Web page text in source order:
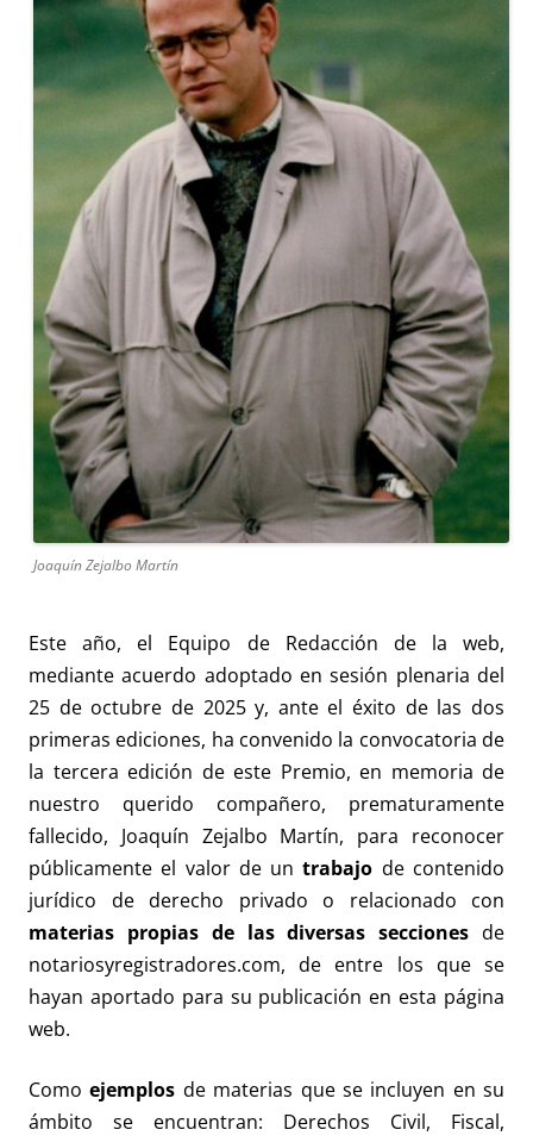
Joaquín Zejalbo Martín
Este año, el Equipo de Redacción de la web,
mediante acuerdo adoptado en sesión plenaria del
25 de octubre de 2025 y, ante el éxito de las dos
primeras ediciones, ha convenido la convocatoria de
la tercera edición de este Premio, en memoria de
nuestro querido compañero, prematuramente
fallecido, Joaquín Zejalbo Martín, para reconocer
públicamente el valor de untrabajo de contenido
jurídico de derecho privado o relacionado con
materias propias de las diversas secciones de
notariosyregistradores.com, de entre los que se
hayan aportado para su publicación en esta página
web.
Comoejemplos de materias que se incluyen en su
ámbito se encuentran: Derechos Civil, Fiscal,